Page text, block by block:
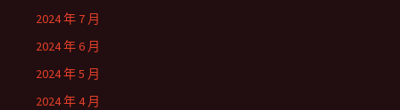
2024 年 7 月
2024 年 6 月
2024 年 5 月
2024 年 4 月